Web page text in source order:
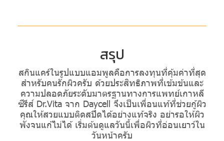
สรุป
สกินแคร์ในรูปแบบแอมพูลคือการลงทุนที่คุ้มค่าที่สุด
สำหรับคนรักผิวครับ ด้วยประสิทธิภาพที่เข้มข้นและ
ความปลอดภัยระดับมาตรฐานทางการแพทย์เกาหลี
ซีรีส์ Dr.Vita จาก Daycell จึงเป็นเพื่อนแท้ที่ช่วยกู้ผิว
คุณให้สวยแบบติดสปีดได้อย่างแท้จริง อย่ารอให้ผิว
พังจนแก้ไม่ได้ เริ่มต้นดูแลวันนี้เพื่อผิวที่อ่อนเยาว์ใน
วันหน้าครับ